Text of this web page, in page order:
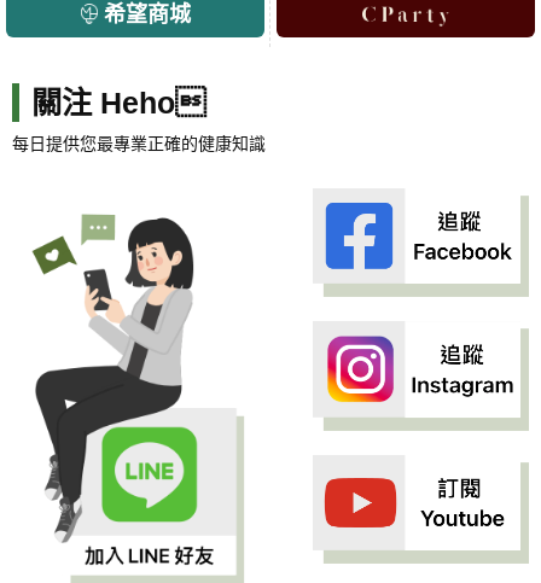
希望商城
關注 Heho
每日提供您最專業正確的健康知識